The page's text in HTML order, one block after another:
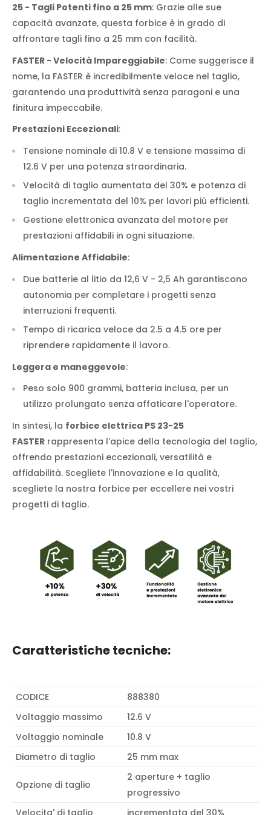
25 - Tagli Potenti fino a 25 mm: Grazie alle sue
capacità avanzate, questa forbice è in grado di
affrontare tagli fino a 25 mm con facilità.
FASTER - Velocità Impareggiabile: Come suggerisce il
nome, la FASTER è incredibilmente veloce nel taglio,
garantendo una produttività senza paragoni e una
finitura impeccabile.
Prestazioni Eccezionali:
Tensione nominale di 10.8 V e tensione massima di
12.6 V per una potenza straordinaria.
Velocità di taglio aumentata del 30% e potenza di
taglio incrementata del 10% per lavori più efficienti.
Gestione elettronica avanzata del motore per
prestazioni affidabili in ogni situazione.
Alimentazione Affidabile:
Due batterie al litio da 12,6 V - 2,5 Ah garantiscono
autonomia per completare i progetti senza
interruzioni frequenti.
Tempo di ricarica veloce da 2.5 a 4.5 ore per
riprendere rapidamente il lavoro.
Leggera e maneggevole:
Peso solo 900 grammi, batteria inclusa, per un
utilizzo prolungato senza affaticare l'operatore.
In sintesi, la forbice elettrica PS 23-25
FASTER rappresenta l'apice della tecnologia del taglio,
offrendo prestazioni eccezionali, versatilità e
affidabilità. Scegliete l'innovazione e la qualità,
scegliete la nostra forbice per eccellere nei vostri
progetti di taglio.
Caratteristiche tecniche:
CODICE
888380
Voltaggio massimo
12.6 V
Voltaggio nominale
10.8 V
Diametro di taglio
25 mm max
Opzione di taglio
2 aperture + taglio
progressivo